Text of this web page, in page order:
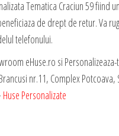
Tematica Craciun 59 fiind
de drept de retur. Va
telefonului.
eHuse.ro si
nr.11, Complex
Huse Personalizate